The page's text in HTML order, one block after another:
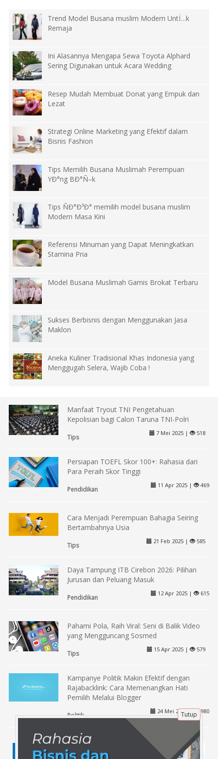
Trend Model Busana muslim Modern UntÏ…k
Remaja
Ini Alasannya Mengapa Sewa Toyota Alphard
Sering Digunakan untuk Acara Wedding
Resep Mudah Membuat Donat yang Empuk dan
Lezat
Strategi Online Marketing yang Efektif dalam
Bisnis Fashion
Tips Memilih Busana Muslimah Perempuan
YÐ°ng BÐ°Ñ–k
Tips ÑÐ°Ð³Ð° memilih model busana muslim
Modern Masa Kini
Referensi Minuman yang Dapat Meningkatkan
Stamina Pria
Model Busana Muslimah Gamis Brokat Terbaru
Sukses Berbisnis dengan Menggunakan Jasa
Maklon
Aneka Kuliner Tradisional Khas Indonesia yang
Menggugah Selera, Wajib Coba !
Manfaat Tryout TNI Pengetahuan
Kepolisian bagi Calon Taruna TNI-Polri
Tips
7 Mei 2025 | 518
Persiapan TOEFL Skor 100+: Rahasia dari
Para Peraih Skor Tinggi
Pendidikan
11 Apr 2025 | 469
Cara Menjadi Perempuan Bahagia Seiring
Bertambahnya Usia
Tips
21 Feb 2025 | 585
Daya Tampung ITB Cirebon 2026: Pilihan
Jurusan dan Peluang Masuk
Pendidikan
12 Apr 2025 | 615
Pahami Pola, Raih Viral: Seni di Balik Video
yang Mengguncang Sosmed
Tips
15 Apr 2025 | 579
Kampanye Politik Makin Efektif dengan
Rajabacklink: Cara Memenangkan Hati
Pemilih Melalui Blogger
Politik
24 Mei 2024 | 980
Tutup